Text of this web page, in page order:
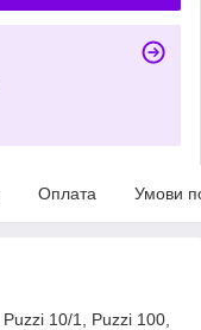
Оплата Умови
Puzzi 10/1, Puzzi 100,